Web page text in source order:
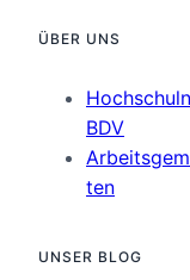
ÜBER UNS
BDV
ten
UNSER BLOG